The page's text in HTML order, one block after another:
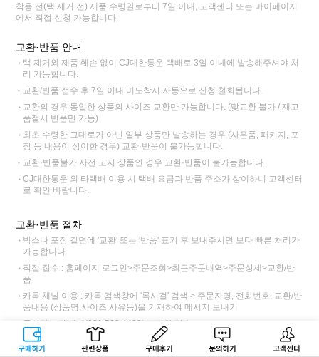
구매하기 관련상품 상품후기 문의하기 고객센터
착용 전(택 제거 전) 제품 수령일로부터 7일 이내, 고객센터 또는 마이페이지
에서 직접 신청 가능합니다.
교환·반품 안내
택 제거와 제품 훼손 없이 CJ대한통운 택배로 3일 이내에 발송해주셔야 처
리 가능합니다.
교환/반품 접수 후 7일 이내 미도착시 자동으로 신청 철회됩니다.
교환의 경우 동일한 상품의 사이즈 교환만 가능합니다. (맞교환 불가 / 재고
품절시 반품만 가능)
최초 수령한 그대로가 아닌 일부 상품만 발송하는 경우 (사은품, 패키지, 포
장 등 내용이 상이한 경우) 교환·반품이 불가능합니다.
교환·반품불가 사전 고지 상품인 경우 교환·반품이 불가능합니다.
CJ대한통운 외 타택배 이용 시 택배 요금과 반품 주소가 상이하니 고객센터
로 확인 바랍니다.
교환·반품 절차
박스나 포장 겉면에 '교환' 또는 '반품' 표기 후 보내주시면 보다 빠른 처리가
가능합니다.
직접 접수 : 홈페이지 로그인>주문조회>최근주문내역>주문상세>교환/반
품
카톡 채널 이용 : 카톡 검색창에 '록시걸' 검색 > 주문자명, 전화번호, 교환/반
품내용 (상품명,사이즈,사유등)을 기재하여 메시지 보내기
록시걸 고객센터(031.522.4488)로 전화 접수
교환 접수 후 CJ대한통운 기사님 방문 > 택배비 6,000원 (제주, 도서산간
12,000원)동봉 또는 입금하여 전달 > 록시걸 도착>제품 검수 후 교환 출고